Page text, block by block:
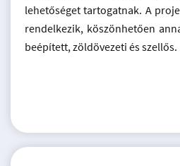
lehetőséget tartogatnak. A
rendelkezik, köszönhetően
beépített, zöldövezeti és szellős.